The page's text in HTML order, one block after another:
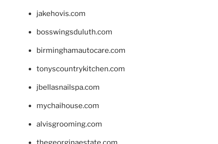
jakehovis.com
bosswingsduluth.com
birminghamautocare.com
tonyscountrykitchen.com
jbellasnailspa.com
mychaihouse.com
alvisgrooming.com